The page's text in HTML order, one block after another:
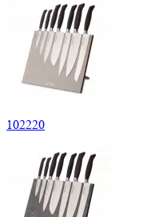
102220